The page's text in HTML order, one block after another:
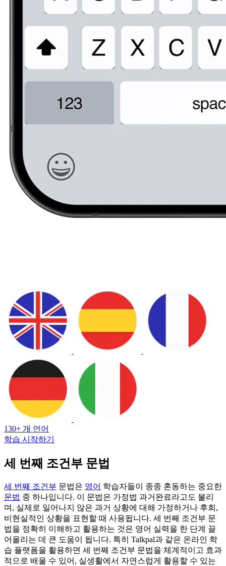
130+ 개 언어
학습 시작하기
세 번째 조건부 문법
세 번째 조건부 문법은 영어 학습자들이 종종 혼동하는 중요한
문법 중 하나입니다. 이 문법은 가정법 과거완료라고도 불리
며, 실제로 일어나지 않은 과거 상황에 대해 가정하거나 후회,
비현실적인 상황을 표현할 때 사용됩니다. 세 번째 조건부 문
법을 정확히 이해하고 활용하는 것은 영어 실력을 한 단계 끌
어올리는 데 큰 도움이 됩니다. 특히 Talkpal과 같은 온라인 학
습 플랫폼을 활용하면 세 번째 조건부 문법을 체계적이고 효과
적으로 배울 수 있어, 실생활에서 자연스럽게 활용할 수 있는